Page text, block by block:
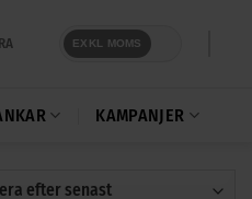
EXKL MOMS
KAMPANJER